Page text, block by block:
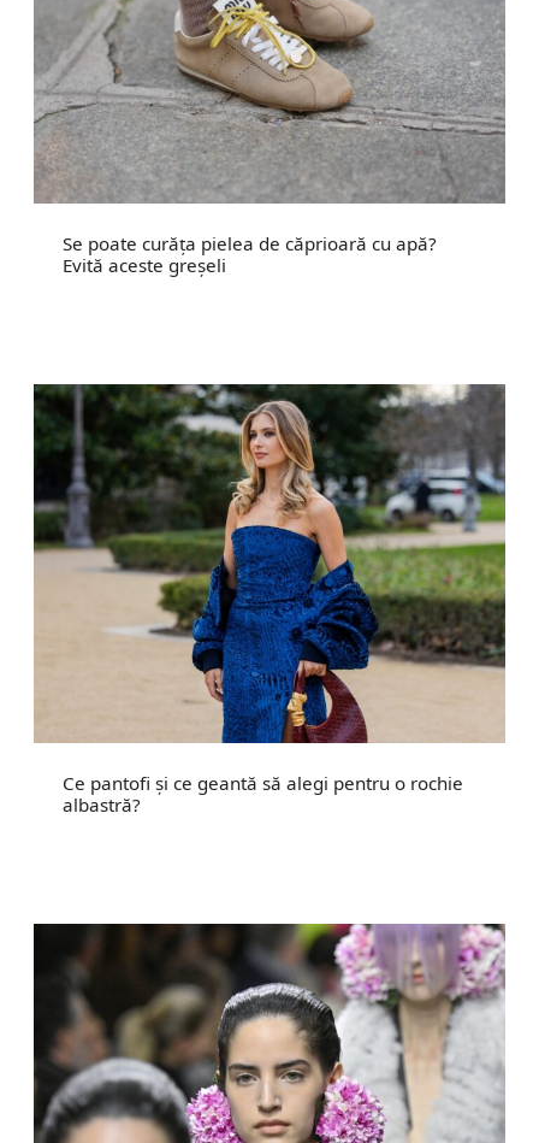
Se poate curăța pielea de căprioară cu apă?
Evită aceste greșeli
Ce pantofi și ce geantă să alegi pentru o rochie
albastră?